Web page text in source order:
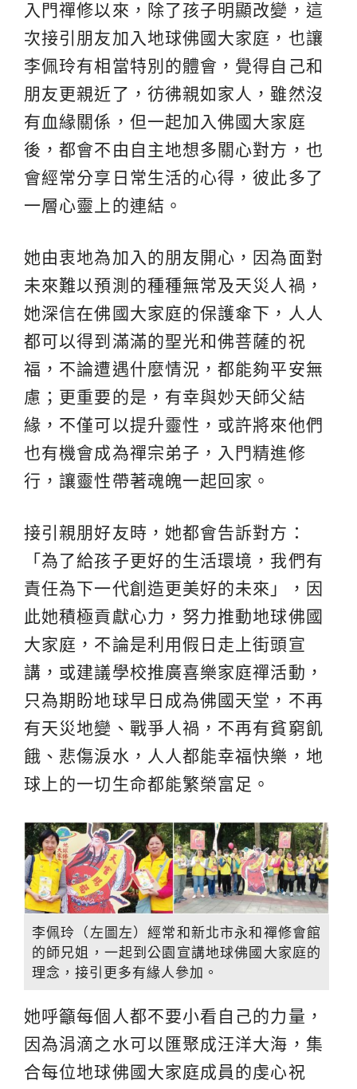
入門禪修以來，除了孩子明顯改變，這
次接引朋友加入地球佛國大家庭，也讓
李佩玲有相當特別的體會，覺得自己和
朋友更親近了，彷彿親如家人，雖然沒
有血緣關係，但一起加入佛國大家庭
後，都會不由自主地想多關心對方，也
會經常分享日常生活的心得，彼此多了
一層心靈上的連結。
她由衷地為加入的朋友開心，因為面對
未來難以預測的種種無常及天災人禍，
她深信在佛國大家庭的保護傘下，人人
都可以得到滿滿的聖光和佛菩薩的祝
福，不論遭遇什麼情況，都能夠平安無
慮；更重要的是，有幸與妙天師父結
緣，不僅可以提升靈性，或許將來他們
也有機會成為禪宗弟子，入門精進修
行，讓靈性帶著魂魄一起回家。
接引親朋好友時，她都會告訴對方：
「為了給孩子更好的生活環境，我們有
責任為下一代創造更美好的未來」，因
此她積極貢獻心力，努力推動地球佛國
大家庭，不論是利用假日走上街頭宣
講，或建議學校推廣喜樂家庭禪活動，
只為期盼地球早日成為佛國天堂，不再
有天災地變、戰爭人禍，不再有貧窮飢
餓、悲傷淚水，人人都能幸福快樂，地
球上的一切生命都能繁榮富足。
李佩玲（左圖左）經常和新北市永和禪修會館
的師兄姐，一起到公園宣講地球佛國大家庭的
理念，接引更多有緣人參加。
她呼籲每個人都不要小看自己的力量，
因為涓滴之水可以匯聚成汪洋大海，集
合每位地球佛國大家庭成員的虔心祝